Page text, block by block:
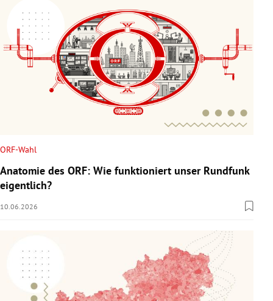
ORF-Wahl
Anatomie des ORF: Wie funktioniert unser Rundfunk
eigentlich?
10.06.2026